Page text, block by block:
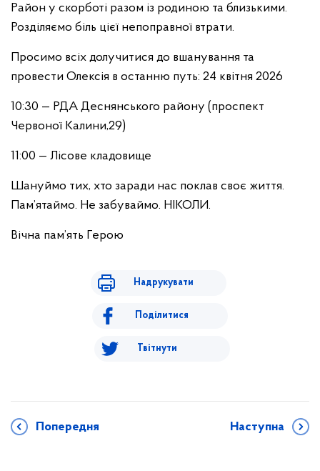
Район у скорботі разом із родиною та близькими.
Розділяємо біль цієї непоправної втрати.
Просимо всіх долучитися до вшанування та
провести Олексія в останню путь: 24 квітня 2026
10:30 — РДА Деснянського району (проспект
Червоної Калини,29)
11:00 — Лісове кладовище
Шануймо тих, хто заради нас поклав своє життя.
Пам’ятаймо. Не забуваймо. НІКОЛИ.
Вічна пам’ять Герою
Надрукувати
Поділитися
Твітнути
Попередня Наступна